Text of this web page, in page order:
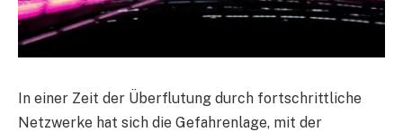
In einer Zeit der Überflutung durch fortschrittliche
Netzwerke hat sich die Gefahrenlage, mit der